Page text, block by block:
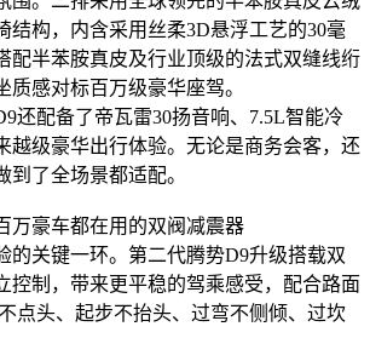
结构，内含采用丝柔3D悬浮工艺的30毫
配半苯胺真皮及行业顶级的法式双缝线绗
质感对标百万级豪华座驾。
还配备了帝瓦雷30扬音响、7.5L智能冷
越级豪华出行体验。无论是商务会客，还
到了全场景都适配。
万豪车都在用的双阀减震器
的关键一环。第二代腾势D9升级搭载双
控制，带来更平稳的驾乘感受，配合路面
点头、起步不抬头、过弯不侧倾、过坎